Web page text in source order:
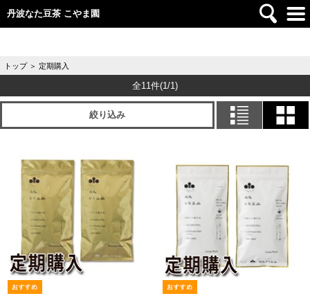
丹波なた豆茶 こやま園
トップ ＞ 定期購入
全11件(1/1)
絞り込み